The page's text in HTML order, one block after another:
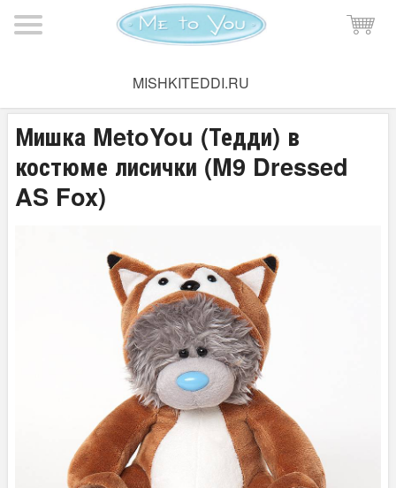
MISHKITEDDI.RU
Мишка MetoYou (Тедди) в
костюме лисички (M9 Dressed
AS Fox)